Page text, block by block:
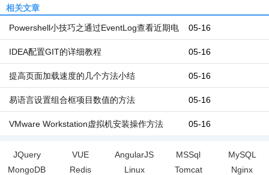
相关文章
05-16
Powershell小技巧之通过EventLog查看近期电
脑开机和关机时间 05-16
IDEA配置GIT的详细教程
05-16
提高页面加载速度的几个方法小结
05-16
易语言设置组合框项目数值的方法
05-16
VMware Workstation虚拟机安装操作方法
JQuery VUE AngularJS MSSql
MySQL
MongoDB
Redis Linux Tomcat Nginx